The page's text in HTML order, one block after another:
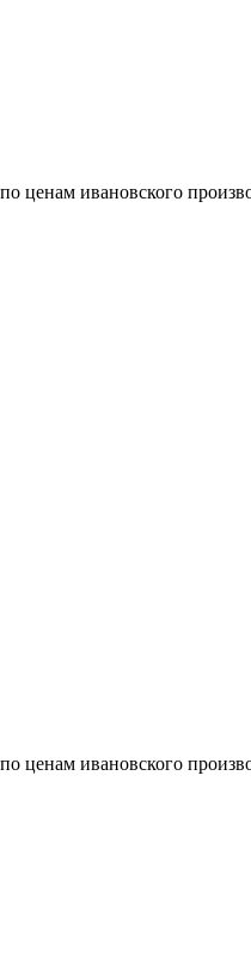
ивановского
ивановского